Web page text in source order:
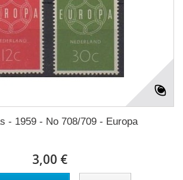
- 1959 - No 708/709 - Europa
3,00 €